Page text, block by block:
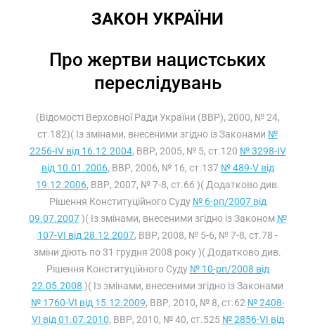
ЗАКОН УКРАЇНИ
Про жертви нацистських
переслідувань
(Відомості Верховної Ради України (ВВР), 2000, № 24,
ст.182)( Із змінами, внесеними згідно із Законами №
2256-IV від 16.12.2004, ВВР, 2005, № 5, ст.120 № 3298-IV
від 10.01.2006, ВВР, 2006, № 16, ст.137 № 489-V від
19.12.2006, ВВР, 2007, № 7-8, ст.66 )( Додатково див.
Рішення Конституційного Суду № 6-рп/2007 від
09.07.2007)( Із змінами, внесеними згідно із Законом №
107-VI від 28.12.2007, ВВР, 2008, № 5-6, № 7-8, ст.78 -
зміни діють по 31 грудня 2008 року )( Додатково див.
Рішення Конституційного Суду № 10-рп/2008 від
22.05.2008 )( Із змінами, внесеними згідно із Законами
№ 1760-VI від 15.12.2009, ВВР, 2010, № 8, ст.62 № 2408-
VI від 01.07.2010, ВВР, 2010, № 40, ст.525 № 2856-VI від